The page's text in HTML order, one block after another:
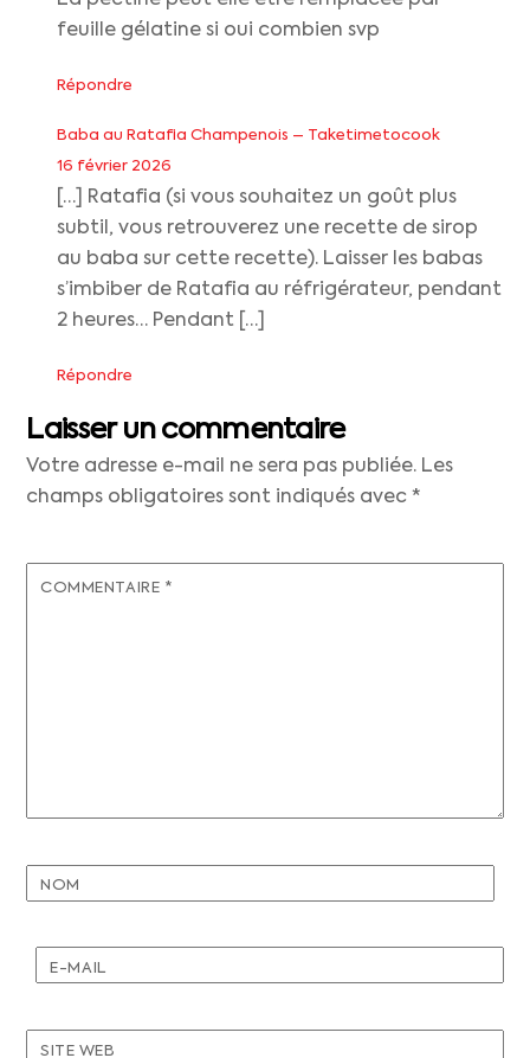
feuille gélatine si oui combien svp
Répondre
Baba au Ratafia Champenois – Taketimetocook
16 février 2026
[…] Ratafia (si vous souhaitez un goût plus
subtil, vous retrouverez une recette de sirop
au baba sur cette recette). Laisser les babas
s’imbiber de Ratafia au réfrigérateur, pendant
2 heures… Pendant […]
Répondre
Laisser un commentaire
Votre adresse e-mail ne sera pas publiée. Les
champs obligatoires sont indiqués avec*
COMMENTAIRE *
NOM
E-MAIL
SITE WEB